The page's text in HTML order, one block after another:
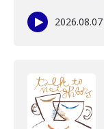
2026.08.07